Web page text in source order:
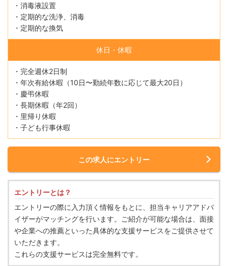
・消毒液設置
・定期的な洗浄、消毒
・定期的な換気
休日・休暇
・完全週休2日制
・年次有給休暇（10日〜勤続年数に応じて最大20日）
・慶弔休暇
・長期休暇（年2回）
・里帰り休暇
・子ども行事休暇
この求人にエントリー
エントリーとは？
エントリーの際に入力頂く情報をもとに、担当キャリアアドバ
イザーがマッチングを行います。ご紹介が可能な場合は、面接
や企業への推薦といった具体的な支援サービスをご提供させて
いただきます。
これらの支援サービスは完全無料です。